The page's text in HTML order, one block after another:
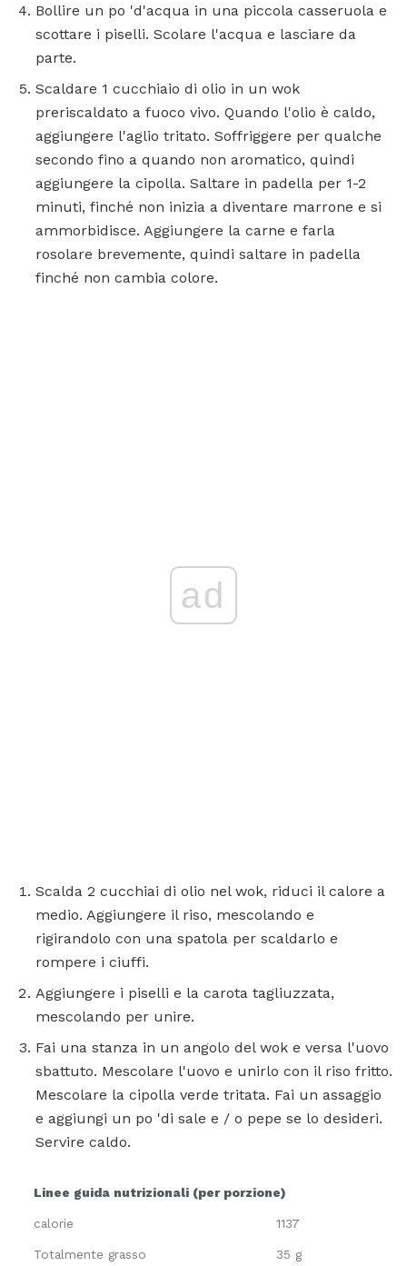
Bollire un po 'd'acqua in una piccola casseruola e
scottare i piselli. Scolare l'acqua e lasciare da
parte.
Scaldare 1 cucchiaio di olio in un wok
preriscaldato a fuoco vivo. Quando l'olio è caldo,
aggiungere l'aglio tritato. Soffriggere per qualche
secondo fino a quando non aromatico, quindi
aggiungere la cipolla. Saltare in padella per 1-2
minuti, finché non inizia a diventare marrone e si
ammorbidisce. Aggiungere la carne e farla
rosolare brevemente, quindi saltare in padella
finché non cambia colore.
ad
Scalda 2 cucchiai di olio nel wok, riduci il calore a
medio. Aggiungere il riso, mescolando e
rigirandolo con una spatola per scaldarlo e
rompere i ciuffi.
Aggiungere i piselli e la carota tagliuzzata,
mescolando per unire.
Fai una stanza in un angolo del wok e versa l'uovo
sbattuto. Mescolare l'uovo e unirlo con il riso fritto.
Mescolare la cipolla verde tritata. Fai un assaggio
e aggiungi un po 'di sale e / o pepe se lo desideri.
Servire caldo.
Linee guida nutrizionali (per porzione)
calorie 1137
Totalmente grasso 35 g